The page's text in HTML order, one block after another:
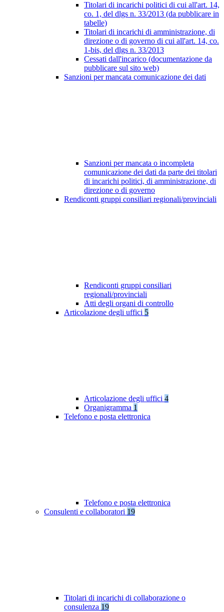
Titolari di incarichi politici di cui all'art. 14,
co. 1, del dlgs n. 33/2013 (da pubblicare in
tabelle)
Titolari di incarichi di amministrazione, di
direzione o di governo di cui all'art. 14, co.
1-bis, del dlgs n. 33/2013
Cessati dall'incarico (documentazione da
pubblicare sul sito web)
Sanzioni per mancata comunicazione dei dati
Sanzioni per mancata o incompleta
comunicazione dei dati da parte dei titolari
di incarichi politici, di amministrazione, di
direzione o di governo
Rendiconti gruppi consiliari regionali/provinciali
Rendiconti gruppi consiliari
regionali/provinciali
Atti degli organi di controllo
Articolazione degli uffici 5
Articolazione degli uffici 4
Organigramma 1
Telefono e posta elettronica
Telefono e posta elettronica
Consulenti e collaboratori 19
Titolari di incarichi di collaborazione o
consulenza 19